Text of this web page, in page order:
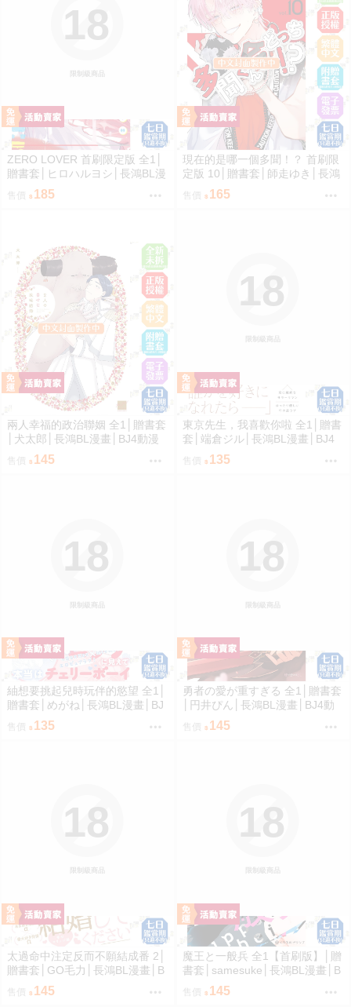
限制級商品
18
ZERO LOVER 首刷限定版 全1│
贈書套│ヒロハルヨシ│長鴻BL漫
畫│BJ4動漫
185
現在的是哪一個多聞！？ 首刷限
定版 10│贈書套│師走ゆき│長鴻
漫畫│BJ4動漫
165
兩人幸福的政治聯姻 全1│贈書套
│犬太郎│長鴻BL漫畫│BJ4動漫
售價 145
限制級商品
18
東京先生，我喜歡你啦 全1│贈書
套│端倉ジル│長鴻BL漫畫│BJ4
售價 135
限制級商品
18
紬想要挑起兒時玩伴的慾望 全1│
贈書套│めがね│長鴻BL漫畫│BJ
135
限制級商品
18
勇者の愛が重すぎる 全1│贈書套
│円井ぴん│長鴻BL漫畫│BJ4動
145
限制級商品
18
太過命中注定反而不願結成番 2│
贈書套│GO毛力│長鴻BL漫畫│B
J4動漫
售價 145
限制級商品
18
魔王と一般兵 全1【首刷版】│贈
書套│samesuke│長鴻BL漫畫│B
J4動漫
售價 145